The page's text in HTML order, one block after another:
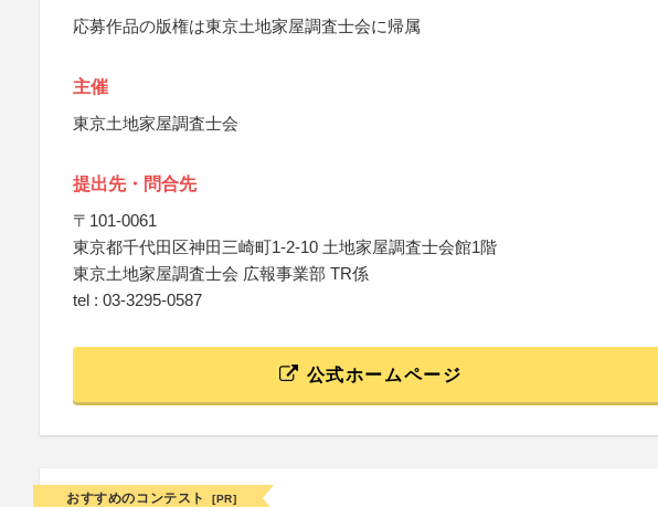
応募作品の版権は東京土地家屋調査士会に帰属
主催
東京土地家屋調査士会
提出先・問合先
〒101-0061
東京都千代田区神田三崎町1-2-10 土地家屋調査士会館1階
東京土地家屋調査士会 広報事業部 TR係
tel : 03-3295-0587
公式ホームページ
おすすめのコンテスト [PR]